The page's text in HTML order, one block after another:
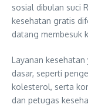
sosial dibulan suci
kesehatan gratis
datang membesuk
Layanan
dasar, seperti
kolesterol, serta
dan petugas